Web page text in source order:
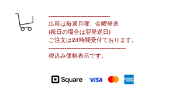
​-----------------------------------
出荷は毎週月曜、金曜発送
(祝日の場合は翌発送日)
ご注文は24時間受付ております​。
-------------------------------​-------​------
​税込み価格表示です。